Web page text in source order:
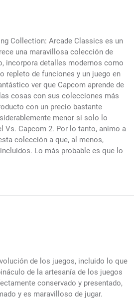
Collection: Arcade Classics es un
una maravillosa colección de
incorpora detalles modernos como
repleto de funciones y un juego en
ver que Capcom aprende de
cosas con sus colecciones más
con un precio bastante
menor si solo lo
Vs. Capcom 2. Por lo tanto, animo a
colección a que, al menos,
Lo más probable es que lo
de los juegos, incluido lo que
de la artesanía de los juegos
conservado y presentado,
y es maravilloso de jugar.